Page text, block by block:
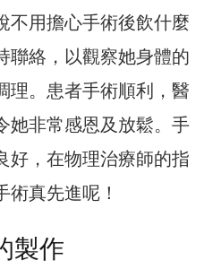
不用擔心手術後飲什麼
聯絡，以觀察她身體的
理。患者手術順利，醫
她非常感恩及放鬆。手
好，在物理治療師的指
真先進呢！
製作